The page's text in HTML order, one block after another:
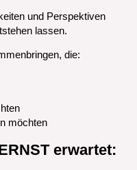
und Perspektiven
lassen.
die:
möchten
erwartet: